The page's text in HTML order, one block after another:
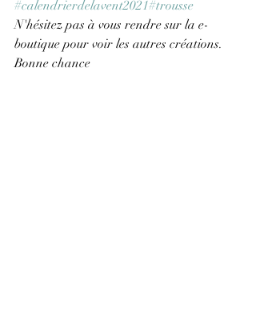
#calendrierdelavent2021#trousse
N'hésitez pas à vous rendre sur la e-
boutique pour voir les autres créations.
Bonne chance